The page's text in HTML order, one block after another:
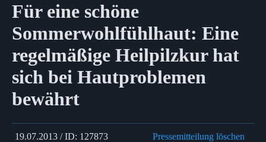
Für eine schöne
Sommerwohlfühlhaut: Eine
regelmäßige Heilpilzkur hat
sich bei Hautproblemen
bewährt
19.07.2013 / ID: 127873
Pressemitteilung löschen